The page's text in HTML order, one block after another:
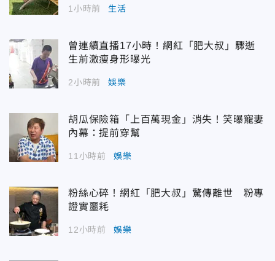
1小時前 生活
曾連續直播17小時！網紅「肥大叔」驟逝
生前激瘦身形曝光
2小時前 娛樂
胡瓜保險箱「上百萬現金」消失！笑曝寵妻
內幕：提前穿幫
11小時前 娛樂
粉絲心碎！網紅「肥大叔」驚傳離世 粉專
證實噩耗
12小時前 娛樂